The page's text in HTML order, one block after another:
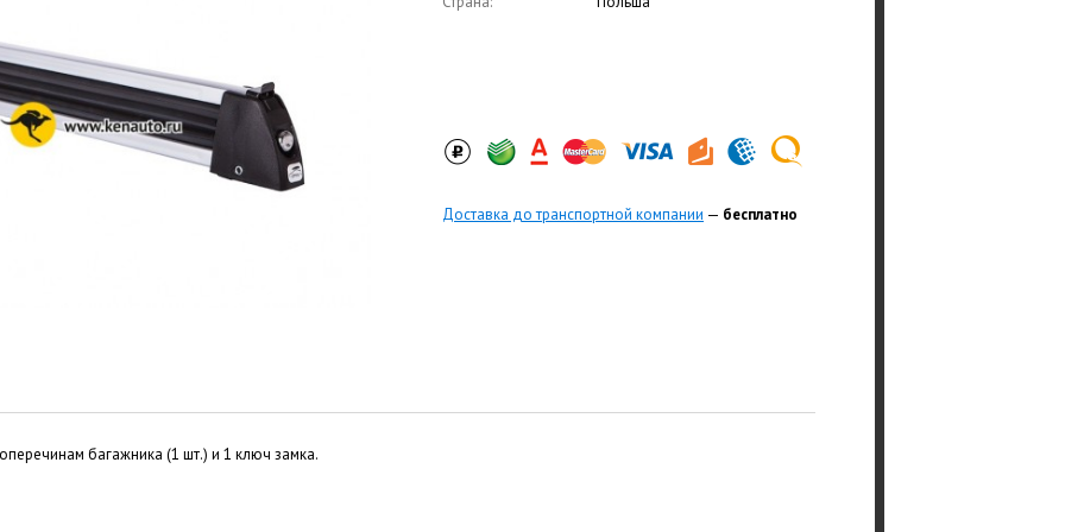
Доставка до транспортной компании — бесплатно
багажника (1 шт.) и 1 ключ замка.